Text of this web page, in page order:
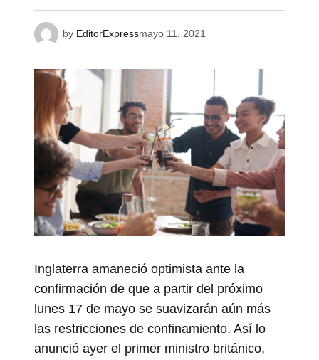
by EditorExpressmayo 11, 2021
Inglaterra amaneció optimista ante la
confirmación de que a partir del próximo
lunes 17 de mayo se suavizarán aún más
las restricciones de confinamiento. Así lo
anunció ayer el primer ministro británico,